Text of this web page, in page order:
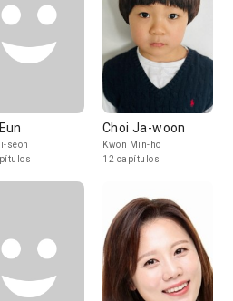
seon
Choi Ja-woon
Kwon Min-ho
12 capítulos